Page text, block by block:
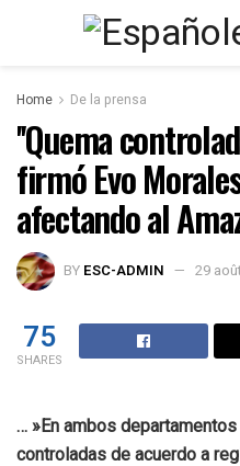
Home De la prensa
''Quema
firmó Evo
afectando al
BY ESC-ADMIN 29
75
SHARES
… »En ambos
controladas de acuerdo a